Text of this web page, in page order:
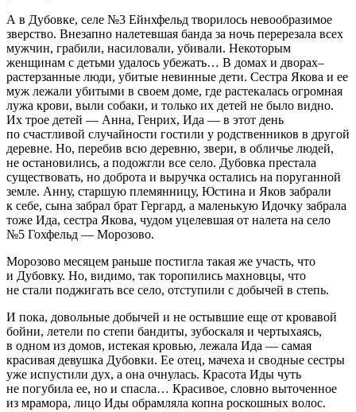
А в Дубовке, селе №3 Ейнхфельд творилось невообразимое
зверство. Внезапно налетевшая банда за ночь перерезала всех
мужчин, грабили, насиловали, убивали. Некоторым
женщинам с детьми удалось убежать… В домах и дворах–
растерзанные люди, убитые невинные дети. Сестра Якова и ее
муж лежали убитыми в своем доме, где растекалась огромная
лужа крови, выли собаки, и только их детей не было видно.
Их трое детей — Анна, Генрих, Ида — в этот день
по счастливой случайности гостили у родственников в другой
деревне. Но, перебив всю деревню, звери, в обличье людей,
не остановились, а подожгли все село. Дубовка престала
существовать, но доброта и выручка остались на поруганной
земле. Анну, старшую племянницу, Юстина и Яков забрали
к себе, сына забрал брат Гергард, а маленькую Идочку забрала
тоже Ида, сестра Якова, чудом уцелевшая от налета на село
№5 Гохфельд — Морозово.
Морозово месяцем раньше постигла такая же участь, что
и Дубовку. Но, видимо, так торопились махновцы, что
не стали поджигать все село, отступили с добычей в степь.
И пока, довольные добычей и не остывшие еще от кровавой
бойни, летели по степи бандиты, зубоскаля и чертыхаясь,
в одном из домов, истекая кровью, лежала Ида — самая
красивая девушка Дубовки. Ее отец, мачеха и сводные сестры
уже испустили дух, а она очнулась. Красота Иды чуть
не погубила ее, но и спасла… Красивое, словно выточенное
из мрамора, лицо Иды обрамляла копна роскошных волос.